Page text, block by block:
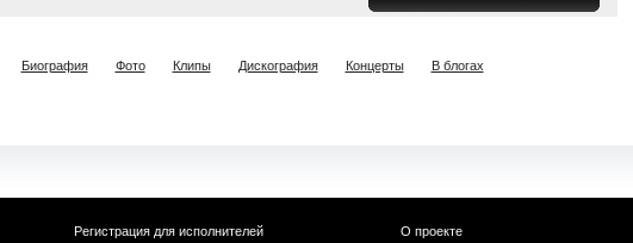
Биография Фото Клипы Дискография Концерты В блогах
Регистрация для исполнителей
О проекте